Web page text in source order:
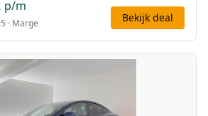
p/m
· Marge Bekijk deal